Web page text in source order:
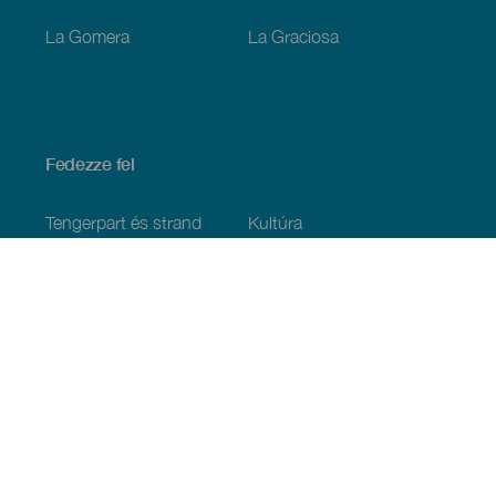
La Gomera La Graciosa
Fedezze fel
Tengerpart és strand Kultúra